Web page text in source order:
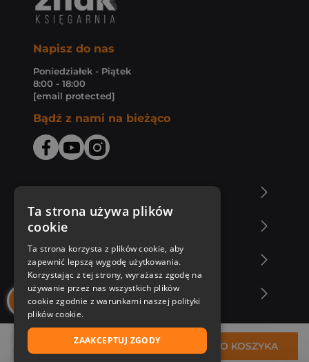
52,26 zł DO KOSZYKA
Napisz do nas
Poniedziałek - Piątek
8:00 - 18:00
[email protected]
Bądź z nami na bieżąco
Zakupy u nas
Nasza oferta
Nasi autorzy
Ta strona używa plików
cookie
Ta strona korzysta z plików cookie, aby
zapewnić lepszą wygodę użytkowania.
Korzystając z tej strony, wyrażasz zgodę na
używanie przez nas wszystkich plików
cookie zgodnie z warunkami naszej polityki
plików cookie.
ZAAKCEPTUJ ZGODY